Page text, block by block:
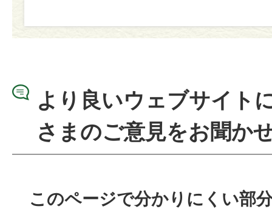
より良いウェブサイト
さまのご意見をお聞か
このページで分かりにくい部